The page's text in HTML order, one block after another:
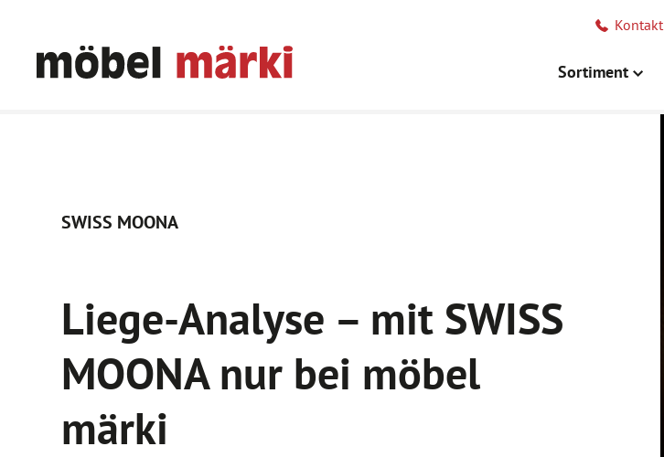
Sortiment
Kontakt
SWISS MOONA
Liege-Analyse – mit SWISS
MOONA nur bei möbel
märki